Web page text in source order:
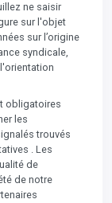
ne saisir
sur l'objet
sur l’origine
syndicale,
obligatoires
les
trouvés
. Les
de
de notre